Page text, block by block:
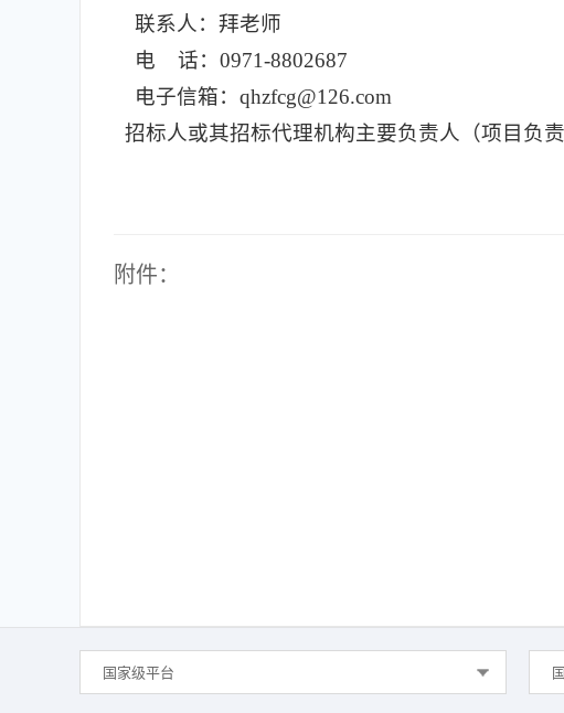
联系人：拜老师
电 话：0971-8802687
电子信箱：qhzfcg@126.com
招标人或其招标代理机构主要负责人（项目负
附件：
国家级平台